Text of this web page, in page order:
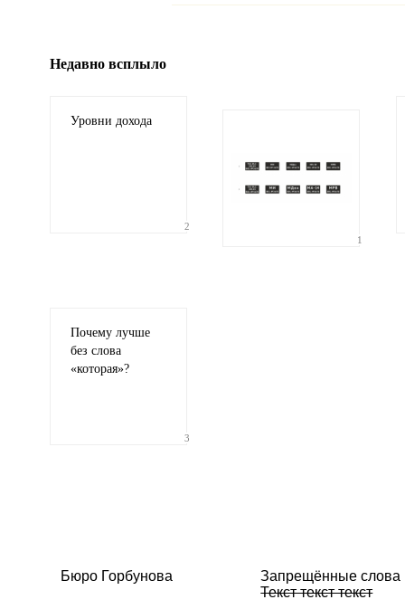
Электронная
гиф или джипег шириной не более 700 пикселей
Недавно всплыло
Уровни дохода
2
1
Почему лучше
без слова
«которая»?
3
Бюро Горбунова
Запрещённые слова
Текст текст текст